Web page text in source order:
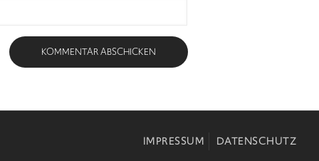
IMPRESSUM DATENSCHUTZ